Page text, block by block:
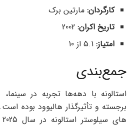
کارگردان: مارتین برک
تاریخ اکران:
امتیاز:
جمع‌بندی
استالونه با دهه‌ها تجربه در
برجسته و تأثیرگذار هالیوود بوده